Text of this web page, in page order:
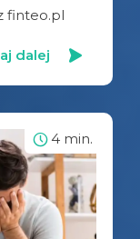
finteo.pl
dalej
4 min.